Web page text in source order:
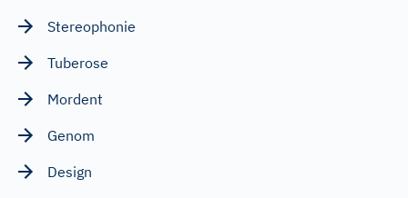
Stereophonie
Tuberose
Mordent
Genom
Design